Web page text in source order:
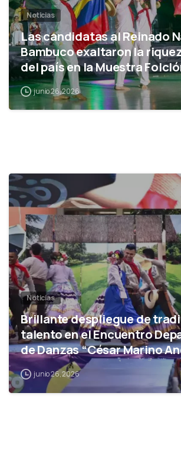
Noticias
Las candidatas al Reinado
Bambuco exaltaron la
del país en la Muestra
junio 26, 2026
Noticias
Brillante despliegue de
talento en el Encuentro
de Danzas “César Marino
junio 26, 2026